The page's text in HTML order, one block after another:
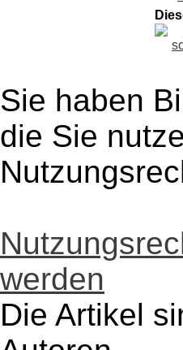
Sie haben
die Sie
werden
Die Artikel